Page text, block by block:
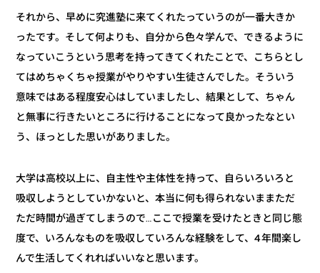
それから、早めに究進塾に来てくれたっていうのが一番大きか
ったです。そして何よりも、自分から色々学んで、できるように
なっていこうという思考を持ってきてくれたことで、こちらとし
てはめちゃくちゃ授業がやりやすい生徒さんでした。そういう
意味ではある程度安心はしていましたし、結果として、ちゃん
と無事に行きたいところに行けることになって良かったなとい
う、ほっとした思いがありました。
大学は高校以上に、自主性や主体性を持って、自らいろいろと
吸収しようとしていかないと、本当に何も得られないままただ
ただ時間が過ぎてしまうので…ここで授業を受けたときと同じ態
度で、いろんなものを吸収していろんな経験をして、4年間楽し
んで生活してくれればいいなと思います。